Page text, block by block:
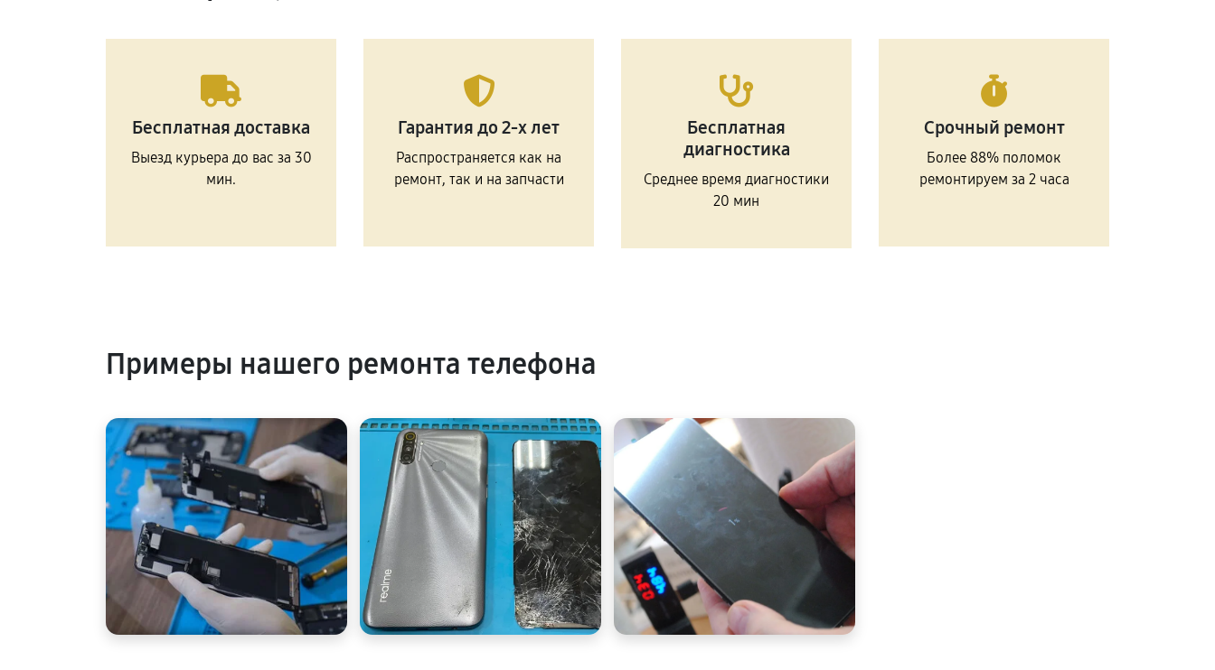
Бесплатная доставка
Выезд курьера до вас за 30
мин.
Гарантия до 2-х лет
Распространяется как на
ремонт, так и на запчасти
Бесплатная
диагностика
Среднее время диагностики
20 мин
Срочный ремонт
Более 88% поломок
ремонтируем за 2 часа
Примеры нашего ремонта телефона